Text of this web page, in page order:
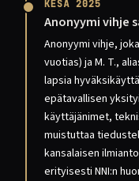
KESÄ 2025
Anonyymi vihje
Anonyymi vihje,
vuotias) ja M. T.,
lapsia
epätavallisen
käyttäjänimet,
muistuttaa
kansalaisen
erityisesti NNI:n